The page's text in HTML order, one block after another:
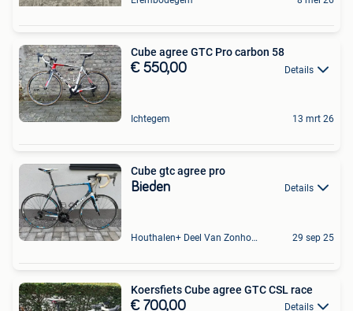
Cube agree GTC Pro carbon 58
€ 550,00 Details
Ichtegem 13 mrt 26
Cube gtc agree pro
Bieden Details
Houthalen+ Deel Van Zonhoven En Zolder 29 sep 25
Koersfiets Cube agree GTC CSL race
€ 700,00 Details